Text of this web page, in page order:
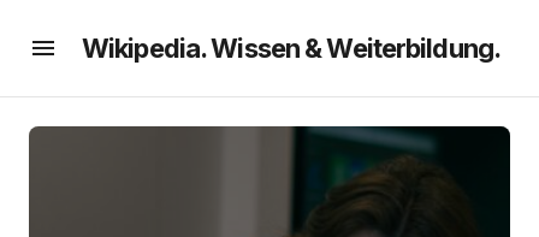
Wikipedia. Wissen & Weiterbildung.